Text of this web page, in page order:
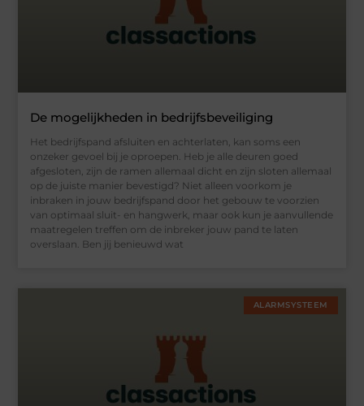
De mogelijkheden in bedrijfsbeveiliging
Het bedrijfspand afsluiten en achterlaten, kan soms een
onzeker gevoel bij je oproepen. Heb je alle deuren goed
afgesloten, zijn de ramen allemaal dicht en zijn sloten allemaal
op de juiste manier bevestigd? Niet alleen voorkom je
inbraken in jouw bedrijfspand door het gebouw te voorzien
van optimaal sluit- en hangwerk, maar ook kun je aanvullende
maatregelen treffen om de inbreker jouw pand te laten
overslaan. Ben jij benieuwd wat
ALARMSYSTEEM